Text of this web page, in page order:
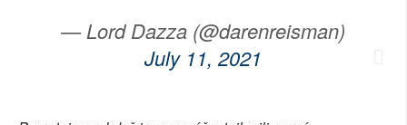
— Lord Dazza (@darenreisman)
July 11, 2021